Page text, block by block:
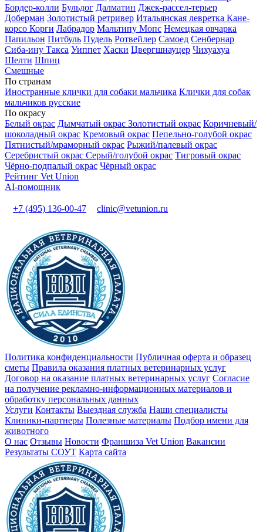
Бордер-колли Бульдог Далматин Джек-рассел-терьер
Доберман Золотистый ретривер Итальянская левретка Кане-
корсо Корги Лабрадор Мальтипу Мопс Немецкая овчарка
Папильон Питбуль Пудель Ротвейлер Самоед Сенбернар
Сиба-ину Такса Уиппет Хаски Цвергшнауцер Чихуахуа
Шелти Шпиц
Смешные
По странам
Иностранные клички для собаки мальчика Клички для собак
мальчиков русские
По окрасу
Белый окрас Дымчатый окрас Золотистый окрас Коричневый/
шоколадный окрас Кремовый окрас Пепельно-голубой окрас
Пятнистый/мраморный окрас Рыжий/палевый окрас
Серебристый окрас Серый/голубой окрас Тигровый окрас
Чёрно-подпалый окрас Чёрный окрас
Рейтинг Vet Union
AI-помощник
+7 (495) 136-00-47 clinic@vetunion.ru
Политика конфиденциальности Публичная оферта и образец
сметы Правила оказания платных ветеринарных услуг
Договор на оказание платных ветеринарных услуг Cогласие
на получение рекламно-информационных материалов и
обработку персональных данных
Услуги Контакты Выездная служба Наши специалисты
Клиники-партнеры Полезные материалы Подбор имени для
животного
О нас Отзывы Новости Франшиза Vet Union Вакансии
Результаты СОУТ Карта сайта